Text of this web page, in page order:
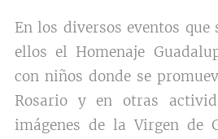
En los diversos eventos que
ellos el Homenaje
con niños donde se
Rosario y en otras
imágenes de la Virgen de